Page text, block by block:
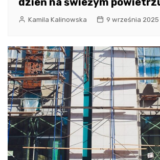
Kamila Kalinowska 9 września 2025